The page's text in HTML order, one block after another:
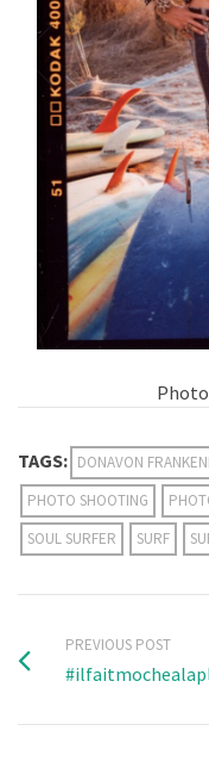
TAGS: DONAVON
PHOTO SHOOTING
SOUL SURFER
SURF
PREVIOUS POST